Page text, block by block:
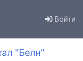
Войти
"Белн"